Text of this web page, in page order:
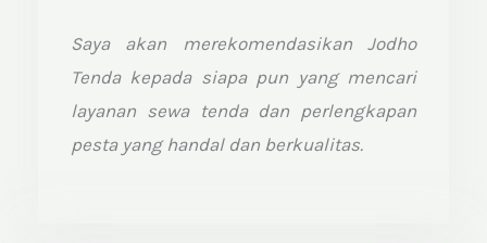
Saya akan merekomendasikan Jodho
Tenda kepada siapa pun yang mencari
layanan sewa tenda dan perlengkapan
pesta yang handal dan berkualitas.